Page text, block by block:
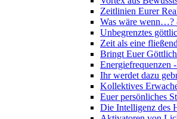
Zeitlinien Eurer
Was wäre wenn…?
Unbegrenztes
Zeit als eine
Bringt Euer
Energiefrequenzen
Ihr werdet dazu
Kollektives
Euer persönliches
Die Intelligenz des